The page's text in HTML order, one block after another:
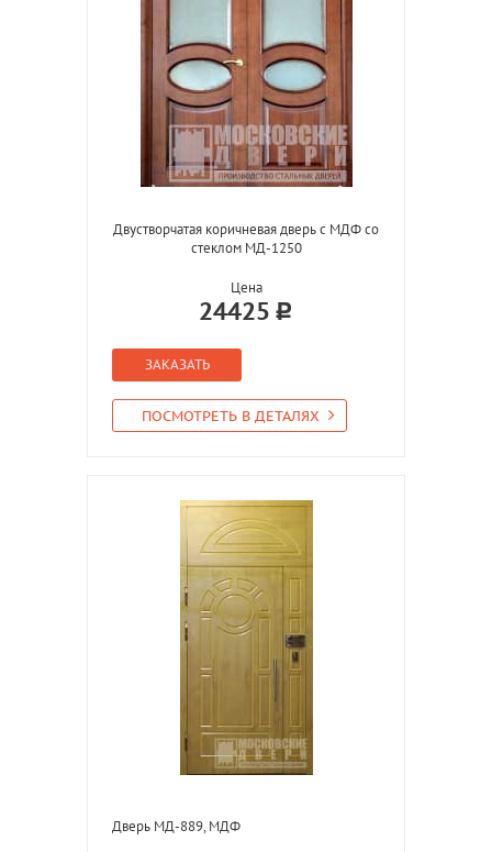
Двустворчатая коричневая дверь с МДФ со
стеклом МД-1250
Цена
24425
ЗАКАЗАТЬ
ПОСМОТРЕТЬ В ДЕТАЛЯХ
Дверь МД-889, МДФ